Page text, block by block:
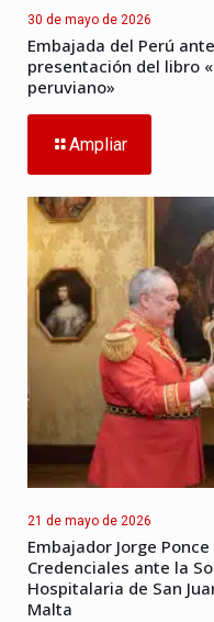
30 de mayo de 2026
Embajada del Perú
presentación del libro
peruviano»
Ampliar
21 de mayo de 2026
Embajador Jorge
Credenciales ante la
Hospitalaria de San
Malta